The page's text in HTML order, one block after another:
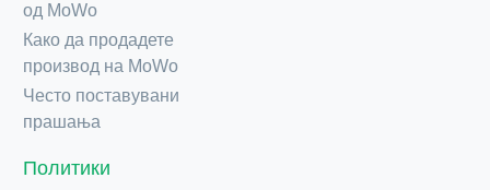
од MoWo
Како да продадете
производ на MoWo
Често поставувани
прашања
Политики